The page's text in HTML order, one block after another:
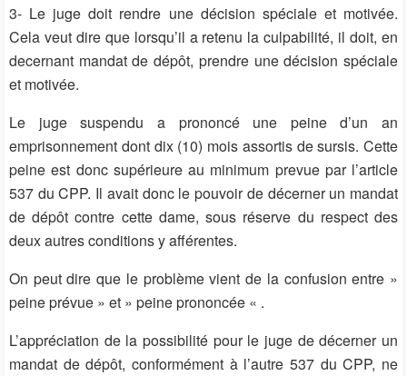
3- Le juge doit rendre une décision spéciale et motivée.
Cela veut dire que lorsqu’il a retenu la culpabilité, il doit, en
decernant mandat de dépôt, prendre une décision spéciale
et motivée.
Le juge suspendu a prononcé une peine d’un an
emprisonnement dont dix (10) mois assortis de sursis. Cette
peine est donc supérieure au minimum prevue par l’article
537 du CPP. Il avait donc le pouvoir de décerner un mandat
de dépôt contre cette dame, sous réserve du respect des
deux autres conditions y afférentes.
On peut dire que le problème vient de la confusion entre »
peine prévue » et » peine prononcée « .
L’appréciation de la possibilité pour le juge de décerner un
mandat de dépôt, conformément à l’autre 537 du CPP, ne